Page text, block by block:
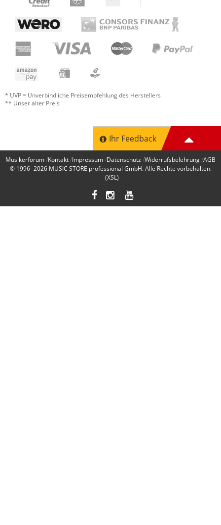
* UVP = Unverbindliche Preisempfehlung des Herstellers
** Unser alter Preis
Ihr Feedback
Musikerforum Kontakt Impressum Datenschutz Widerrufsbelehrung AGB
© 1996 -2026 MUSIC STORE professional GmbH. Alle Rechte vorbehalten.
(XSL)